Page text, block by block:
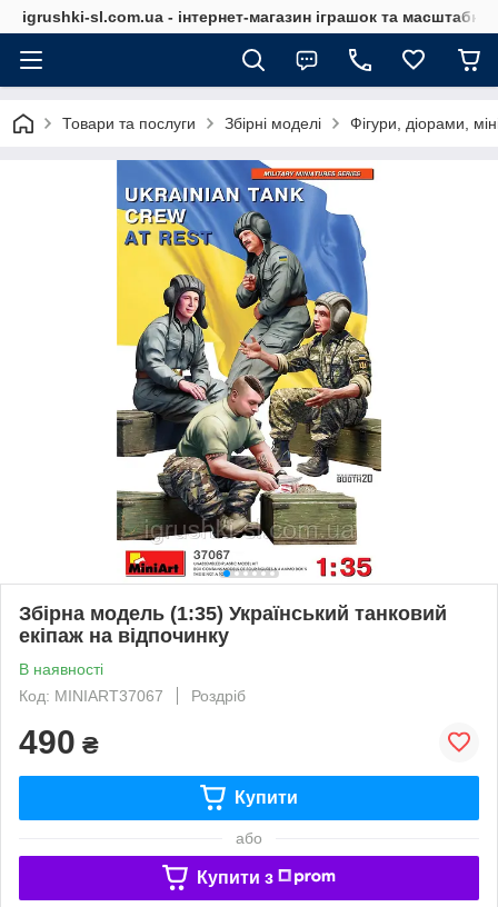
igrushki-sl.com.ua - інтернет-магазин іграшок та
Товари та послуги Збірні моделі Фігури, діорами,
Збірна модель (1:35) Український танковий
екіпаж на відпочинку
В наявності
Код: MINIART37067
Роздріб
490 ₴
Купити
або
Купити з